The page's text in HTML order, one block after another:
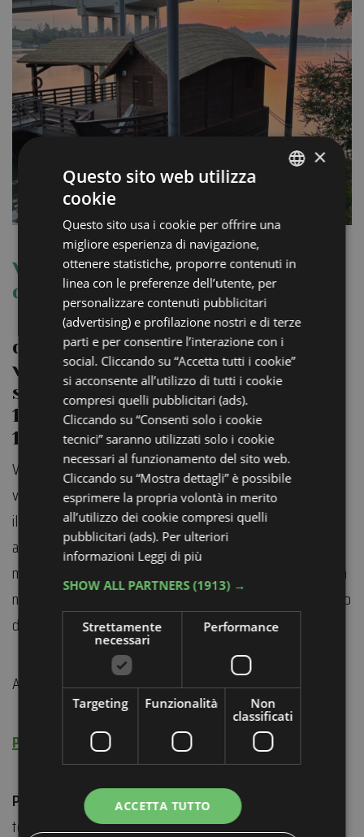
Visite accompagnate al Mulino
del Po
da aprile ad ottobre
venerdì alle 11 e alle 16
sabato e domenica alle 10,
10.30, 11, 11.30; 15, 15.30, 16,
16.30, 17 e 17.30
Visite gratuite al Mulino del Po, accompagnati dai
volontari di Proloco Terre Bacchelliane, che
illustreranno la storia del Mulino, legata al territorio e
alla sua vocazione agricola, alle coltivazioni e alla
macinatura del grano per ottenere farina, attraverso la
narrazione del romanzo di Riccardo Bacchelli “Il mulino
del Po” e dei suoi personaggi.
Attività gratuita, è richiesta la prenotazione.
Prenota ora
Per maggiori informazioni:
tel. 366 341 9786(lunedì dalle 10 alle 14; mercoledì
ENGLISH
FRENCH
×
Questo sito web utilizza
cookie
Questo sito usa i cookie per offrire una
migliore esperienza di navigazione,
ottenere statistiche, proporre contenuti in
linea con le preferenze dell’utente, per
personalizzare contenuti pubblicitari
(advertising) e profilazione nostri e di terze
parti e per consentire l’interazione con i
social. Cliccando su “Accetta tutti i cookie”
si acconsente all’utilizzo di tutti i cookie
compresi quelli pubblicitari (ads).
Cliccando su “Consenti solo i cookie
tecnici” saranno utilizzati solo i cookie
necessari al funzionamento del sito web.
Cliccando su “Mostra dettagli” è possibile
esprimere la propria volontà in merito
all’utilizzo dei cookie compresi quelli
pubblicitari (ads). Per ulteriori
informazioni Leggi di più
SHOW ALL PARTNERS (1913) →
Strettamente
necessari
Performance
Targeting Funzionalità
Non
classificati
ACCETTA TUTTO